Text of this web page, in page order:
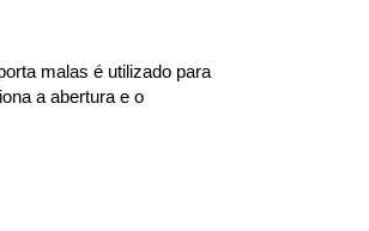
malas é utilizado para
a abertura e o